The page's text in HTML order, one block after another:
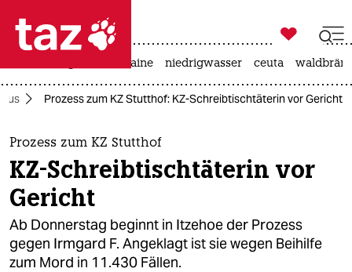
 taz zahl ich
taz zahl ich
themen
politik
öko
gesellschaft

taz zahl ich
krieg in der ukraine niedrigwasser ceuta
Prozess zum KZ Stutthof: KZ-Schreibtischtäterin vor Gericht
Prozess zum KZ Stutthof
KZ-Schreibtischtäterin vor
Gericht
Ab Donnerstag beginnt in Itzehoe der Prozess
gegen Irmgard F. Angeklagt ist sie wegen Beihilfe
zum Mord in 11.430 Fällen.